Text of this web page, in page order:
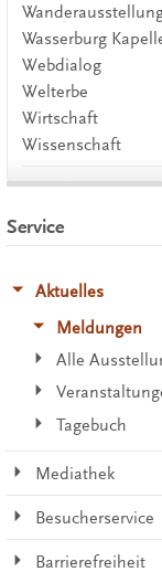
Wasserburg
Webdialog
Welterbe
Wirtschaft
Wissenschaft
Service
Aktuelles
Meldungen
Alle
Tagebuch
Mediathek
Besucherservice
Barrierefreiheit